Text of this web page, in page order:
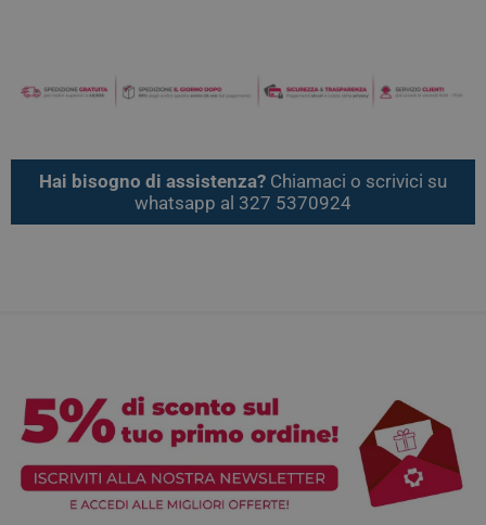
Hai bisogno di assistenza? Chiamaci o scrivici su
whatsapp al 327 5370924